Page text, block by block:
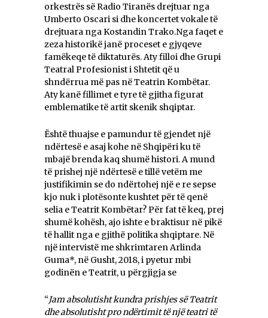
orkestrës së Radio Tiranës drejtuar nga
Umberto Oscari si dhe koncertet vokale të
drejtuara nga Kostandin Trako.Nga faqet e
zeza historikë janë proceset e gjyqeve
famëkeqe të diktaturës. Aty filloi dhe Grupi
Teatral Profesionist i Shtetit që u
shndërrua më pas në Teatrin Kombëtar.
Aty kanë fillimet e tyre të gjitha figurat
emblematike të artit skenik shqiptar.
Është thuajse e pamundur të gjendet një
ndërtesë e asaj kohe në Shqipëri ku të
mbajë brenda kaq shumë histori. A mund
të prishej një ndërtesë e tillë vetëm me
justifikimin se do ndërtohej një e re sepse
kjo nuk i plotësonte kushtet për të qenë
selia e Teatrit Kombëtar? Për fat të keq, prej
shumë kohësh, ajo ishte e braktisur në pikë
të hallit nga e gjithë politika shqiptare. Në
një intervistë me shkrimtaren Arlinda
Guma*, në Gusht, 2018, i pyetur mbi
godinën e Teatrit, u përgjigja se
“Jam absolutisht kundra prishjes së Teatrit
dhe absolutisht pro ndërtimit të një teatri të